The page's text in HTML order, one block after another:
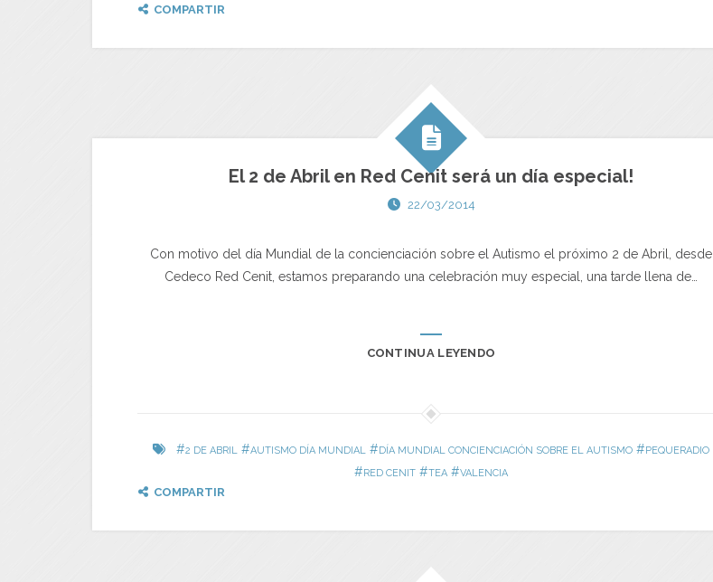
COMPARTIR
El 2 de Abril en Red Cenit será un día especial!
22/03/2014
Con motivo del día Mundial de la concienciación sobre el Autismo el próximo 2 de Abril, desde
Cedeco Red Cenit, estamos preparando una celebración muy especial, una tarde llena de…
CONTINUA LEYENDO
#2 DE ABRIL #AUTISMO DÍA MUNDIAL #DÍA MUNDIAL CONCIENCIACIÓN SOBRE EL AUTISMO #PEQUERADIO
#RED CENIT #TEA #VALENCIA
COMPARTIR